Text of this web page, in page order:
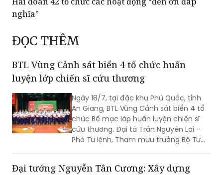
nghĩa”
ĐỌC THÊM
BTL Vùng Cảnh sát biển 4 tổ chức huấn
luyện lớp chiến sĩ cứu thương
Ngày 18/7, tại đặc khu Phú Quốc, tỉnh
An Giang, BTL Vùng Cảnh sát biển 4 tổ
chức Bế mạc lớp huấn luyện chiến sĩ
cứu thương. Đại tá Trần Nguyên Lai -
Phó Tư lệnh, Tham mưu trưởng Bộ Tư
Đại tướng Nguyễn Tân Cương: Xây dựng